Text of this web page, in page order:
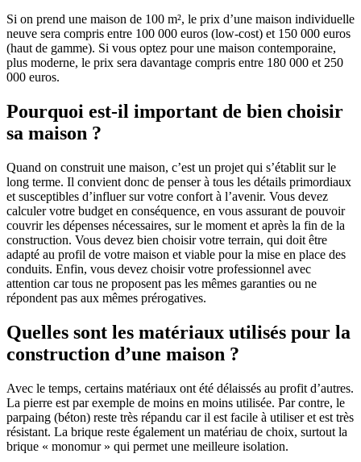
Si on prend une maison de 100 m², le prix d’une maison individuelle
neuve sera compris entre 100 000 euros (low-cost) et 150 000 euros
(haut de gamme). Si vous optez pour une maison contemporaine,
plus moderne, le prix sera davantage compris entre 180 000 et 250
000 euros.
Pourquoi est-il important de bien choisir
sa maison ?
Quand on construit une maison, c’est un projet qui s’établit sur le
long terme. Il convient donc de penser à tous les détails primordiaux
et susceptibles d’influer sur votre confort à l’avenir. Vous devez
calculer votre budget en conséquence, en vous assurant de pouvoir
couvrir les dépenses nécessaires, sur le moment et après la fin de la
construction. Vous devez bien choisir votre terrain, qui doit être
adapté au profil de votre maison et viable pour la mise en place des
conduits. Enfin, vous devez choisir votre professionnel avec
attention car tous ne proposent pas les mêmes garanties ou ne
répondent pas aux mêmes prérogatives.
Quelles sont les matériaux utilisés pour la
construction d’une maison ?
Avec le temps, certains matériaux ont été délaissés au profit d’autres.
La pierre est par exemple de moins en moins utilisée. Par contre, le
parpaing (béton) reste très répandu car il est facile à utiliser et est très
résistant. La brique reste également un matériau de choix, surtout la
brique « monomur » qui permet une meilleure isolation.